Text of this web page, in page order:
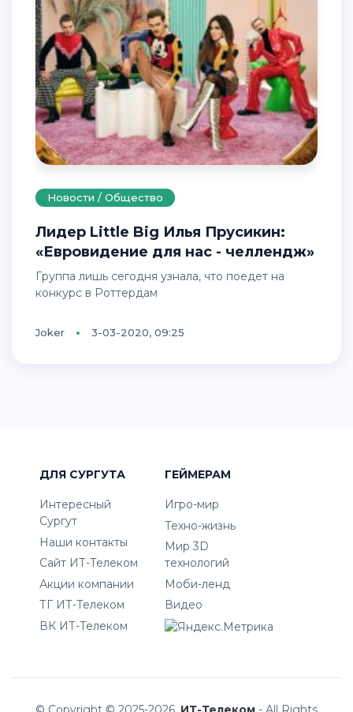
Новости / Общество
Лидер Little Big Илья Прусикин:
«Евровидение для нас - челлендж»
Группа лишь сегодня узнала, что поедет на
конкурс в Роттердам
Joker 3-03-2020, 09:25
ДЛЯ СУРГУТА
Интересный
Сургут
Наши контакты
Сайт ИТ-Телеком
Акции компании
ТГ ИТ-Телеком
ВК ИТ-Телеком
ГЕЙМЕРАМ
Игро-мир
Техно-жизнь
Мир 3D
технологий
Моби-ленд
Видео